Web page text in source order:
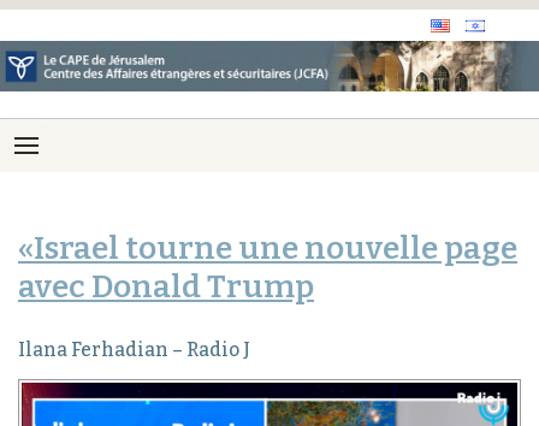
«Israel tourne une nouvelle page
avec Donald Trump
Ilana Ferhadian – Radio J